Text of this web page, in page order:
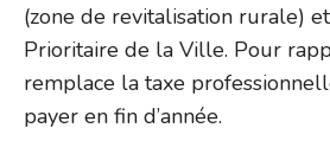
(zone de revitalisation rurale)
Prioritaire de la Ville. Pour
remplace la taxe
payer en fin d’année.